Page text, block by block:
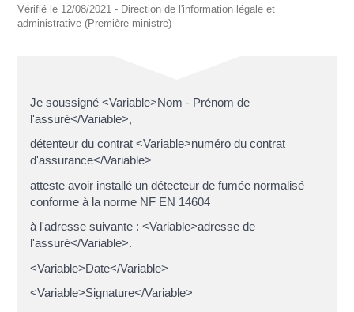
Vérifié le 12/08/2021 - Direction de l'information légale et
administrative (Première ministre)
Je soussigné <Variable>Nom - Prénom de
l'assuré</Variable>,
détenteur du contrat <Variable>numéro du contrat
d'assurance</Variable>
atteste avoir installé un détecteur de fumée normalisé
conforme à la norme NF EN 14604
à l'adresse suivante : <Variable>adresse de
l'assuré</Variable>.
<Variable>Date</Variable>
<Variable>Signature</Variable>